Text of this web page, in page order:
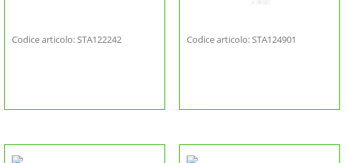
Codice articolo: STA122242 Codice articolo: STA124901